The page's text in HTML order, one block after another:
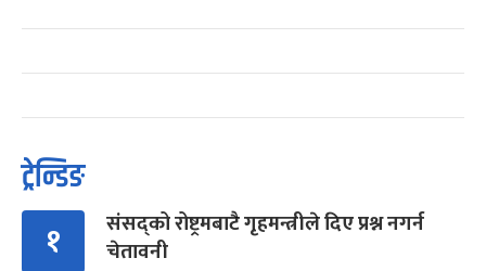
ट्रेन्डिङ
१
संसद्को रोष्ट्रमबाटै गृहमन्त्रीले दिए प्रश्न नगर्न
चेतावनी